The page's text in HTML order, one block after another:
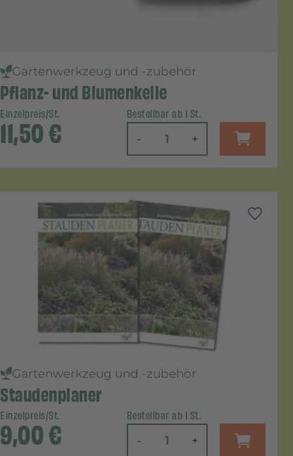
Gartenwerkzeug und -zubehör
Pflanz- und Blumenkelle
Einzelpreis/St.
11,50€
Bestellbar ab 1 St.
- +
Gartenwerkzeug und -zubehör
Staudenplaner
Einzelpreis/St.
9,00€
Bestellbar ab 1 St.
- +